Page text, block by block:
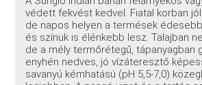
védett fekvést kedvel. Fiatal korban
de napos helyen a termések
és színük is élénkebb lesz. Talajban
de a mély termőrétegű, tápanyagban
enyhén nedves, jó vízáteresztő
savanyú kémhatású (pH 5,5-7,0)